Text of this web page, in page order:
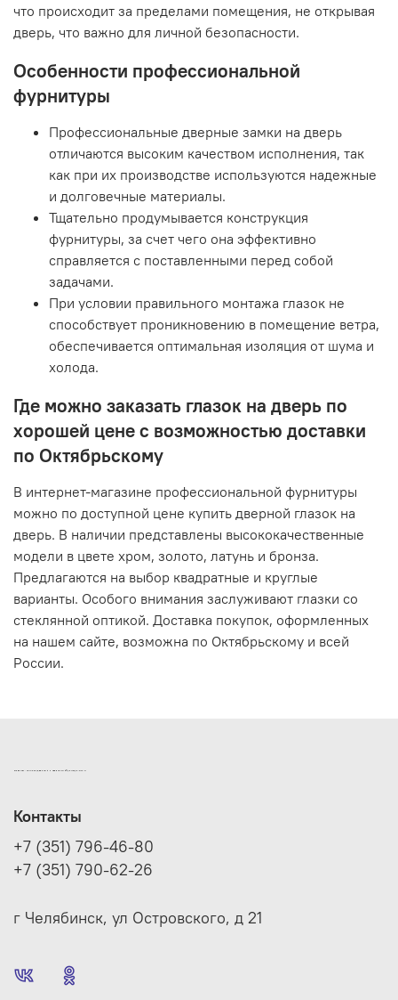
что происходит за пределами помещения, не открывая
дверь, что важно для личной безопасности.
Особенности профессиональной
фурнитуры
Профессиональные дверные замки на дверь
отличаются высоким качеством исполнения, так
как при их производстве используются надежные
и долговечные материалы.
Тщательно продумывается конструкция
фурнитуры, за счет чего она эффективно
справляется с поставленными перед собой
задачами.
При условии правильного монтажа глазок не
способствует проникновению в помещение ветра,
обеспечивается оптимальная изоляция от шума и
холода.
Где можно заказать глазок на дверь по
хорошей цене с возможностью доставки
по Октябрьскому
В интернет-магазине профессиональной фурнитуры
можно по доступной цене купить дверной глазок на
дверь. В наличии представлены высококачественные
модели в цвете хром, золото, латунь и бронза.
Предлагаются на выбор квадратные и круглые
варианты. Особого внимания заслуживают глазки со
стеклянной оптикой. Доставка покупок, оформленных
на нашем сайте, возможна по Октябрьскому и всей
России.
ИНТЕРНЕТ-МАГАЗИН ДВЕРНОЙ И МЕБЕЛЬНОЙ ФУРНИТУРЫ САМ
Контакты
+7 (351) 796-46-80
+7 (351) 790-62-26
г Челябинск, ул Островского, д 21